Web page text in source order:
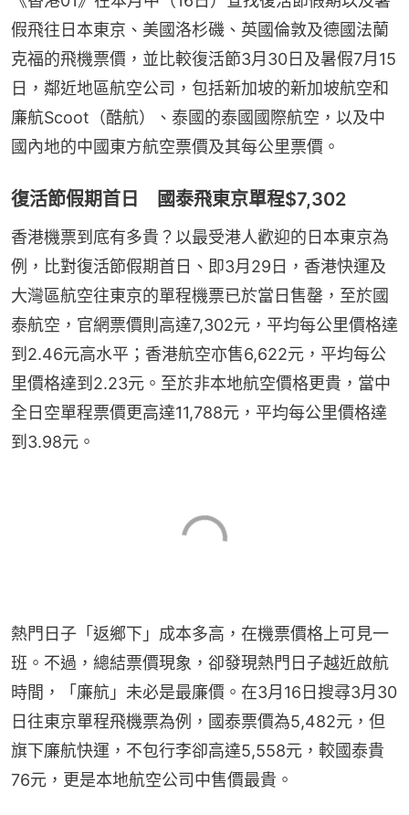
假飛往日本東京、美國洛杉磯、英國倫敦及德國法蘭
克福的飛機票價，並比較復活節3月30日及暑假7月15
日，鄰近地區航空公司，包括新加坡的新加坡航空和
廉航Scoot（酷航）、泰國的泰國國際航空，以及中
國內地的中國東方航空票價及其每公里票價。
復活節假期首日 國泰飛東京單程$7,302
香港機票到底有多貴？以最受港人歡迎的日本東京為
例，比對復活節假期首日、即3月29日，香港快運及
大灣區航空往東京的單程機票已於當日售罄，至於國
泰航空，官網票價則高達7,302元，平均每公里價格達
到2.46元高水平；香港航空亦售6,622元，平均每公
里價格達到2.23元。至於非本地航空價格更貴，當中
全日空單程票價更高達11,788元，平均每公里價格達
到3.98元。
熱門日子「返鄉下」成本多高，在機票價格上可見一
班。不過，總結票價現象，卻發現熱門日子越近啟航
時間，「廉航」未必是最廉價。在3月16日搜尋3月30
日往東京單程飛機票為例，國泰票價為5,482元，但
旗下廉航快運，不包行李卻高達5,558元，較國泰貴
76元，更是本地航空公司中售價最貴。